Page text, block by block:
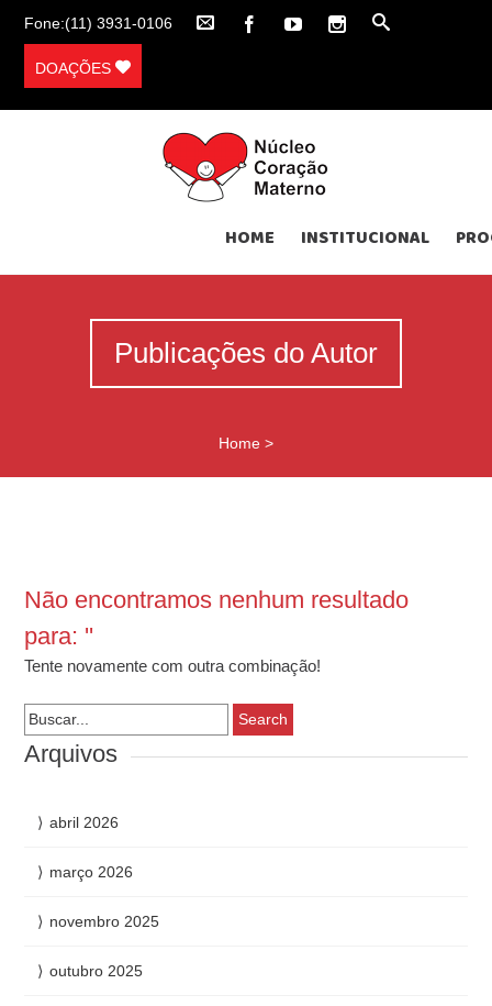
Fone:(11) 3931-0106
DOAÇÕES
HOME INSTITUCIONAL
Publicações do Autor
Home>
Não encontramos nenhum resultado
para: ''
Tente novamente com outra combinação!
Search
for:
Arquivos
abril 2026
março 2026
novembro 2025
outubro 2025